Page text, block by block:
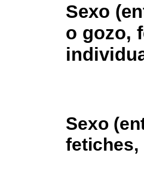
Sexo
o gozo,
Sexo
fetiches,